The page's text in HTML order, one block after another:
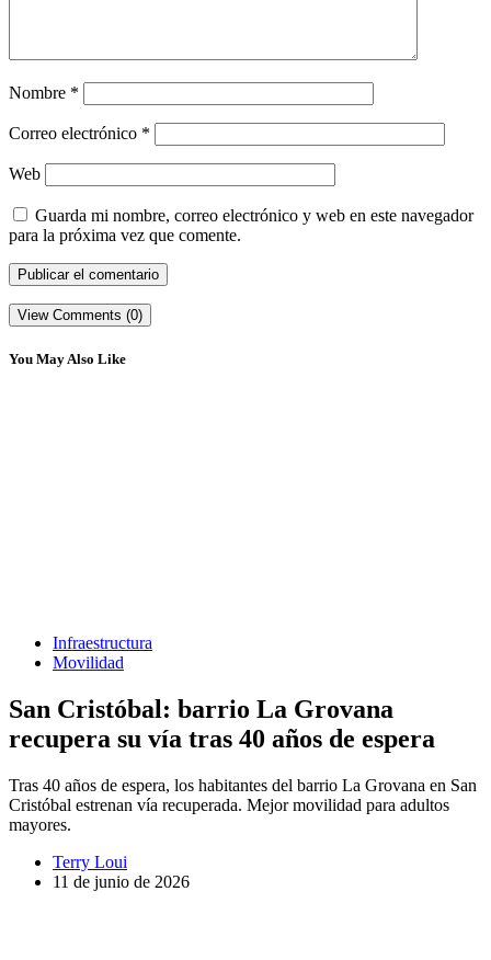
Nombre *
Correo electrónico *
Web
Guarda mi nombre, correo electrónico y web en este navegador
para la próxima vez que comente.
View Comments (0)
You May Also Like
Infraestructura
Movilidad
San Cristóbal: barrio La Grovana
recupera su vía tras 40 años de espera
Tras 40 años de espera, los habitantes del barrio La Grovana en San
Cristóbal estrenan vía recuperada. Mejor movilidad para adultos
mayores.
Terry Loui
11 de junio de 2026